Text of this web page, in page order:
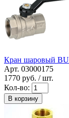
Кран шаровый
Арт. 03000175
1770 руб. / шт.
Кол-во:
В корзину